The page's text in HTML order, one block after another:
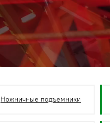
Ножничные подъемники